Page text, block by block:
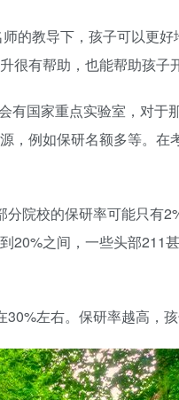
的教导下，孩子可以更
有帮助，也能帮助孩子
有国家重点实验室，对于
，例如保研名额多等。
院校的保研率可能只有
20%之间，一些头部211
左右。保研率越高，